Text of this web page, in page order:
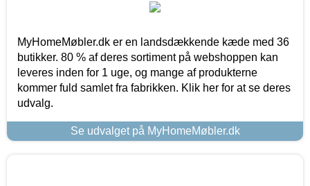
MyHomeMøbler.dk er en landsdækkende kæde med 36
butikker. 80 % af deres sortiment på webshoppen kan
leveres inden for 1 uge, og mange af produkterne
kommer fuld samlet fra fabrikken. Klik her for at se deres
udvalg.
Se udvalget på MyHomeMøbler.dk